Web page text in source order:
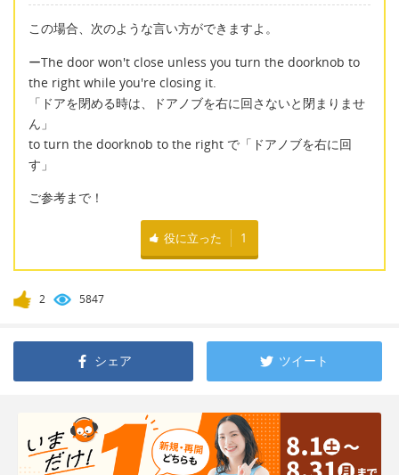
この場合、次のような言い方ができますよ。
ーThe door won't close unless you turn the doorknob to
the right while you're closing it.
「ドアを閉める時は、ドアノブを右に回さないと閉まりませ
ん」
to turn the doorknob to the right で「ドアノブを右に回
す」
ご参考まで！
役に立った 1
2 5847
シェア ツイート